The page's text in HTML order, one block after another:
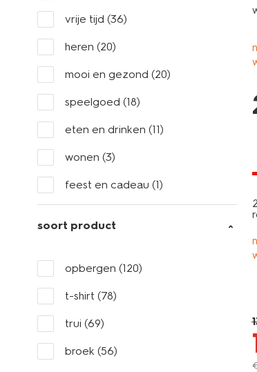
vrije tijd (36)
heren (20)
mooi en gezond (20)
speelgoed (18)
eten en drinken (11)
wonen (3)
feest en cadeau (1)
soort product
opbergen (120)
t-shirt (78)
trui (69)
broek (56)